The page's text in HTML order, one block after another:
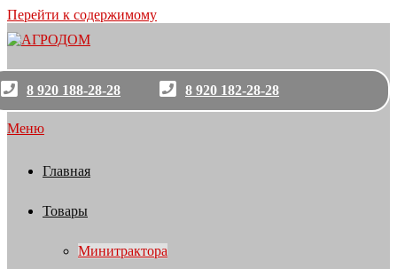
Перейти к содержимому
8 920 188-28-28 8 920 182-28-28
Меню
Главная
Товары
Минитрактора